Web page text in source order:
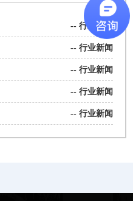
-- 行业新闻
-- 行业新闻
-- 行业新闻
-- 行业新闻
-- 行业新闻